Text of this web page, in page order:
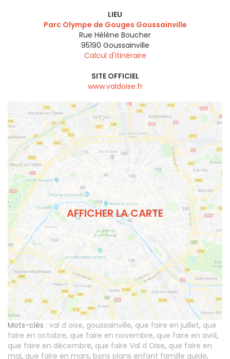
LIEU
Parc Olympe de Gouges Goussainville
Rue Hélène Boucher
95190 Goussainville
Calcul d'itinéraire
SITE OFFICIEL
www.valdoise.fr
AFFICHER LA CARTE
Mots-clés : val d oise, goussainville, que faire en juillet, que
faire en octobre, que faire en novembre, que faire en avril,
que faire en décembre, que faire Val d Oise, que faire en
mai, que faire en mars, bons plans enfant famille guide,